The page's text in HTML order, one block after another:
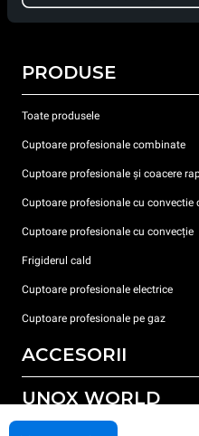
PRODUSE
Toate produsele
Cuptoare profesionale combinate
Cuptoare profesionale și coacere
Cuptoare profesionale cu convectie
Cuptoare profesionale cu convecție
Frigiderul cald
Cuptoare profesionale electrice
Cuptoare profesionale pe gaz
ACCESORII
Toate accesoriile
Detergent pentru spălarea automată
UNOX WORLD